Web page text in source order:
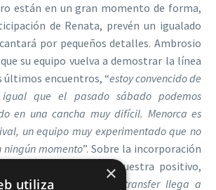
están en un gran momento de forma,
de Renata, prevén un igualado
por pequeños detalles. Ambrosio
su equipo vuelva a demostrar la línea
últimos encuentros, “estoy convencido de
que el pasado sábado podemos
en una cancha muy difícil. Menorca es
un equipo muy experimentado que no
ningún momento”. Sobre la incorporación
tinerfeño se muestra positivo,
estará disponible si el transfer llega a
×
utiliza